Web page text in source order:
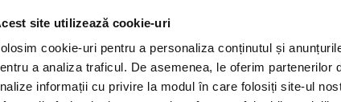
site utilizează cookie-uri
cookie-uri pentru a personaliza conținutul și
a analiza traficul. De asemenea, le oferim partenerilor
informații cu privire la modul în care folosiți site-ul